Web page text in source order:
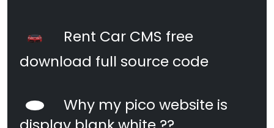
Rent Car CMS free
download full source code
Why my pico website is